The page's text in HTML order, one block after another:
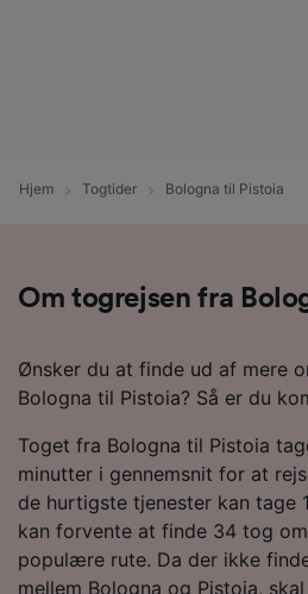
Hjem Togtider Bologna til Pistoia
Om togrejsen fra
Ønsker du at finde ud af mere
Bologna til Pistoia? Så er du
Toget fra Bologna til Pistoia
minutter i gennemsnit for at
de hurtigste tjenester kan tage
kan forvente at finde 34 tog
populære rute. Da der ikke
mellem Bologna og Pistoia,